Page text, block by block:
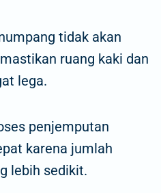
tidak akan
ruang kaki dan
lega.
penjemputan
karena jumlah
lebih sedikit.